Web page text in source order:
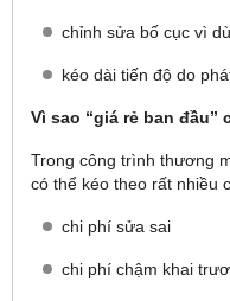
chỉnh sửa bố cục vì
kéo dài tiến độ do
Vì sao “giá rẻ ban đầu”
Trong công trình thương
có thể kéo theo rất nhiều
chi phí sửa sai
chi phí chậm khai